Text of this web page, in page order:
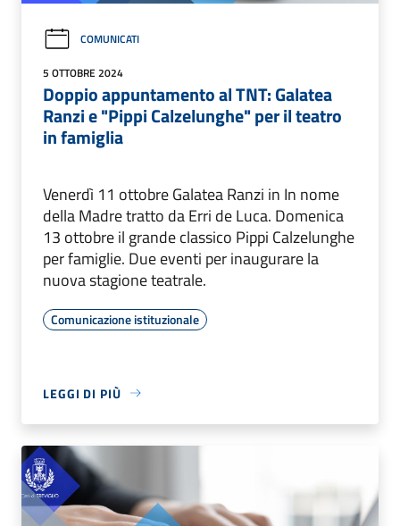
COMUNICATI
5 OTTOBRE 2024
Doppio appuntamento al TNT: Galatea
Ranzi e "Pippi Calzelunghe" per il teatro
in famiglia
Venerdì 11 ottobre Galatea Ranzi in In nome
della Madre tratto da Erri de Luca. Domenica
13 ottobre il grande classico Pippi Calzelunghe
per famiglie. Due eventi per inaugurare la
nuova stagione teatrale.
Comunicazione istituzionale
LEGGI DI PIÙ